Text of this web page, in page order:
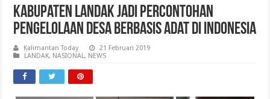
Kabupaten Landak Jadi Percontohan
Pengelolaan Desa Berbasis Adat di Indonesia
Kalimantan Today
21 Februari 2019
LANDAK, NASIONAL, NEWS